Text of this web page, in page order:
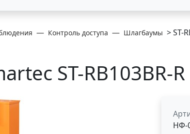
Контроль доступа Шлагбаумы > ST-
ST-RB103BR-R
НФ-